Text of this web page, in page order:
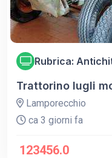
Rubrica:
Trattorino lugli
Lamporecchio
ca 3 giorni fa
123456.0